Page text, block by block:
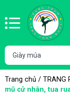
Trang chủ / TRANG
mũ cử nhân, tua